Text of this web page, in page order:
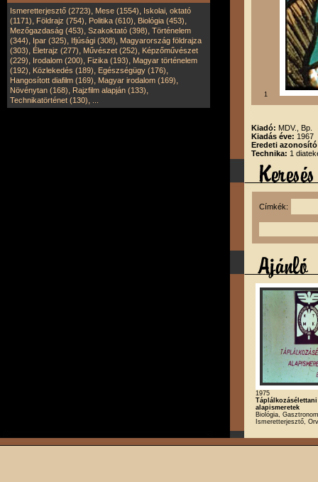
Ismeretterjesztő (2723), Mese (1554), Iskolai, oktató
(1171), Földrajz (754), Politika (610), Biológia (453),
Mezőgazdaság (453), Szakoktató (398), Történelem
(344), Ipar (325), Ifjúsági (308), Magyarország földrajza
(303), Életrajz (277), Művészet (252), Képzőművészet
(229), Irodalom (200), Fizika (193), Magyar történelem
(192), Közlekedés (189), Egészségügy (176),
Hangosított diafilm (169), Magyar irodalom (169),
Növénytan (168), Rajzfilm alapján (133),
Technikatörténet (130),
1
Kiadó: MDV., Bp.
Kiadás éve: 1967
Eredeti
Technika: 1
Címkék:
1975
Táplálkozásélettani
alapismeretek
Biológia,
Ismeretterjesztő,